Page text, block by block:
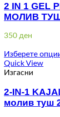
2 IN 1 GEL
МОЛИВ
350 ден
Изберете
Quick View
Изгасни
2-IN-1
молив туш